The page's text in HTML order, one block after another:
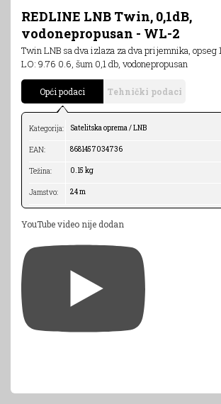
REDLINE LNB Twin, 0,1dB,
vodonepropusan - WL-2
Twin LNB sa dva izlaza za dva prijemnika, opseg
LO: 9.76 0.6, šum 0,1 db, vodonepropusan
Opći podaci Tehnički podaci
Kategorija: Satelitska oprema / LNB
EAN: 8681457034736
Težina: 0.15 kg
Jamstvo: 24 m
YouTube video nije dodan